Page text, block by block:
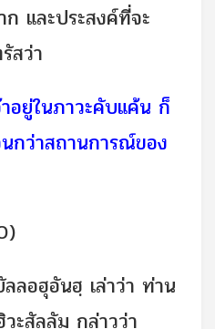
ก และประสงค์ที่จะ
สว่า
อยู่ในภาวะคับแค้น ก็
กว่าสถานการณ์ของ
ลลอฮุอันฮฺ เล่าว่า ท่าน
ะสัลลัม กล่าวว่า